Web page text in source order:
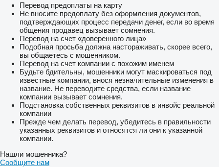
Перевод предоплаты на карту
Не вносите предоплату без оформления документов,
подтверждающих процесс передачи денег, если во время
общения продавец вызывает сомнения.
Перевод на счет «доверенного лица»
Подобная просьба должна настораживать, скорее всего,
вы общаетесь с мошенником.
Перевод на счет компании с похожим именем
Будьте бдительны, мошенники могут маскироваться под
известные компании, внося незначительные изменения в
название. Не переводите средства, если название
компании вызывает сомнения.
Подстановка собственных реквизитов в инвойс реальной
компании
Прежде чем делать перевод, убедитесь в правильности
указанных реквизитов и относятся ли они к указанной
компании.
Нашли мошенника?
Сообщите нам